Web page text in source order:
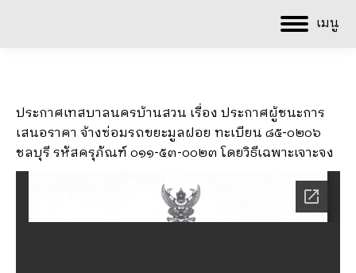
เมนู
ประกาศเทสบาลนครบ้านสวน เรื่อง ประกาศผู้ชนะการ
เสนอราคา จ้างซ่อมรถขยะมูลฝอย ทะเบียน ๘๕-๐๒๐๖
ชลบุรี รหัสครุภัณฑ์ ๐๑๑-๕๓-๐๐๒๓ โดยวิธีเฉพาะเจาะจง